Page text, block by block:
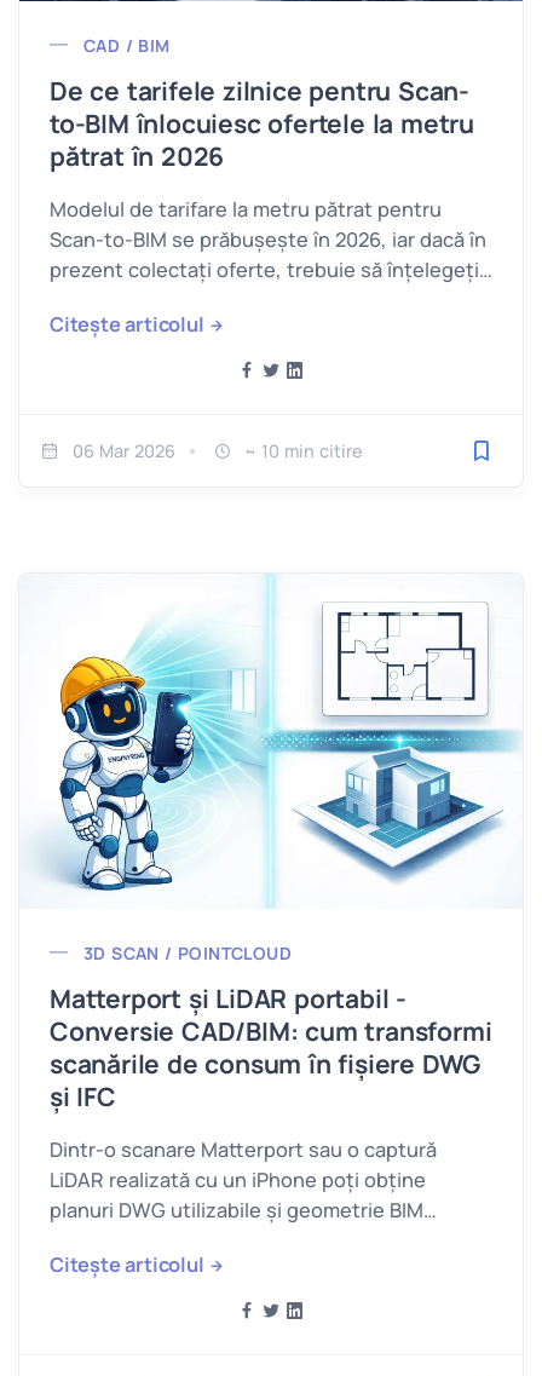
CAD / BIM
De ce tarifele zilnice pentru Scan-
to-BIM înlocuiesc ofertele la metru
pătrat în 2026
Modelul de tarifare la metru pătrat pentru
Scan-to-BIM se prăbușește în 2026, iar dacă în
prezent colectați oferte, trebuie să înțelegeți
Citește articolul
06 Mar 2026 ~ 10 min citire
3D SCAN / POINTCLOUD
Matterport și LiDAR portabil -
Conversie CAD/BIM: cum transformi
scanările de consum în fișiere DWG
și IFC
Dintr-o scanare Matterport sau o captură
LiDAR realizată cu un iPhone poți obține
planuri DWG utilizabile și geometrie BIM
Citește articolul